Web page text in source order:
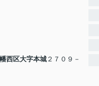
西区大字本城２７０９－